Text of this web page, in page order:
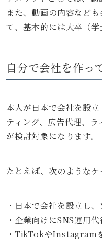
また、動画の内容など
て、基本的には大卒（学
自分で会社を作っ
本人が日本で会社を設
ティング、広告代理、
が検討対象になります。
たとえば、次のようなケ
・日本で会社を設立し
・企業向けにSNS運用
・TikTokやInstagram